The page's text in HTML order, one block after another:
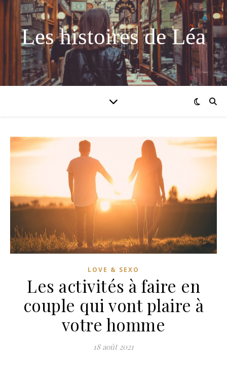
Les histoires de Léa
LOVE & SEXO
Les activités à faire en
couple qui vont plaire à
votre homme
18 août 2021